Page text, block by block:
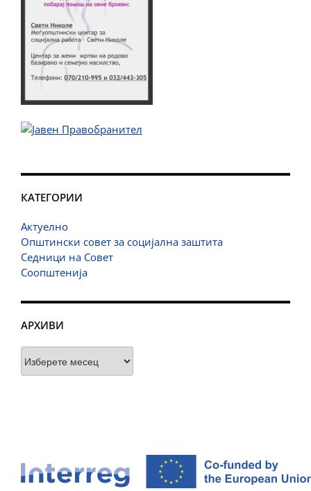
КАТЕГОРИИ
Актуелно
Општински совет за социјална заштита
Седници на Совет
Соопштенија
АРХИВИ